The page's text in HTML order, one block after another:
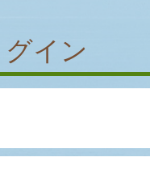
イン